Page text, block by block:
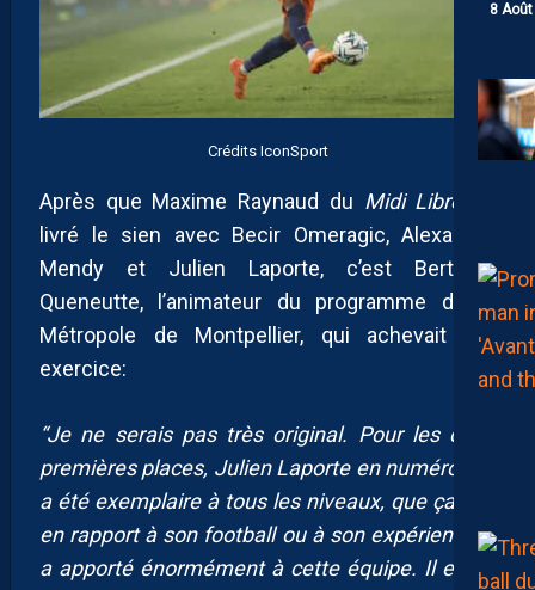
8
Crédits IconSport
Après que Maxime Raynaud du Midi Libre
livré le sien avec Becir Omeragic, Alexandre
Mendy et Julien Laporte, c’est Bertrand
Queneutte, l’animateur du programme de la
Métropole de Montpellier, qui achevait cet
exercice:
“Je ne serais pas très original. Pour les deux
premières places, Julien Laporte en numéro 1, il
a été exemplaire à tous les niveaux, que ça soit
en rapport à son football ou à son expérience, il
a apporté énormément à cette équipe. Il est le